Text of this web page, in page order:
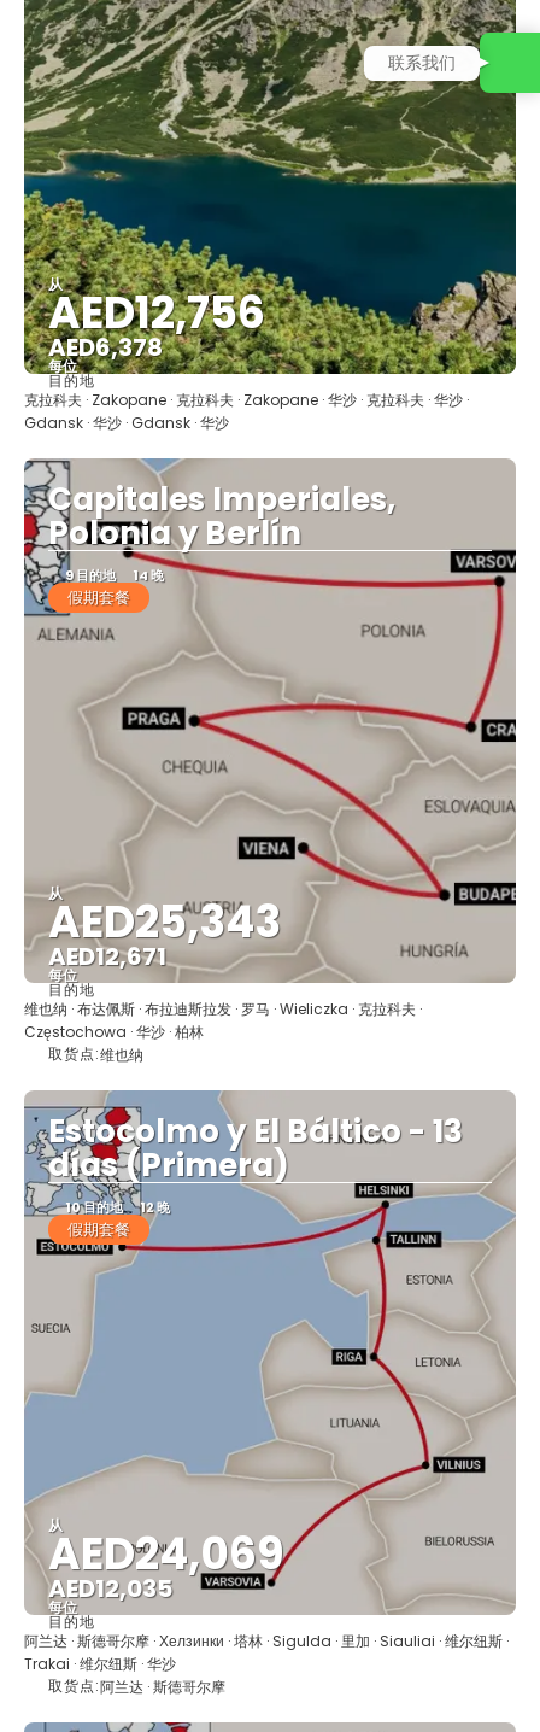
从
AED12,756
AED6,378
每位
看到
目的地
克拉科夫 · Zakopane · 克拉科夫 · Zakopane · 华沙 · 克拉科夫 · 华沙 ·
Gdansk · 华沙 · Gdansk · 华沙
Capitales Imperiales,
Polonia y Berlín
9 目的地 14 晚
假期套餐
从
AED25,343
AED12,671
每位
看到
目的地
维也纳 · 布达佩斯 · 布拉迪斯拉发 · 罗马 · Wieliczka · 克拉科夫 ·
Częstochowa · 华沙 · 柏林
取货点:维也纳
Estocolmo y El Báltico - 13
días (Primera)
10 目的地 12 晚
假期套餐
从
AED24,069
AED12,035
每位
看到
目的地
阿兰达 · 斯德哥尔摩 · Хелзинки · 塔林 · Sigulda · 里加 · Siauliai · 维尔纽斯 ·
Trakai · 维尔纽斯 · 华沙
取货点:阿兰达 · 斯德哥尔摩
联系我们